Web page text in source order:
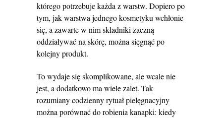
którego potrzebuje każda z warstw. Dopiero po
tym, jak warstwa jednego kosmetyku wchłonie
się, a zawarte w nim składniki zaczną
oddziaływać na skórę, można sięgnąć po
kolejny produkt.
To wydaje się skomplikowane, ale wcale nie
jest, a dodatkowo ma wiele zalet. Tak
rozumiany codzienny rytuał pielęgnacyjny
można porównać do robienia kanapki: kiedy